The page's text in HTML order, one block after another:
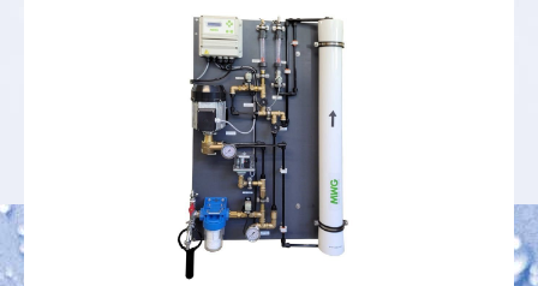
Bildergalerie überspringen